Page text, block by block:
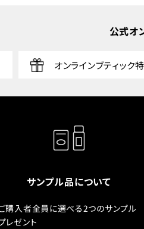
公式オ
オンラインブティック
サンプル品について
購入者全員に選べる2つのサンプル
レゼント